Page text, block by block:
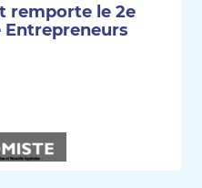
remporte le 2e
Entrepreneurs